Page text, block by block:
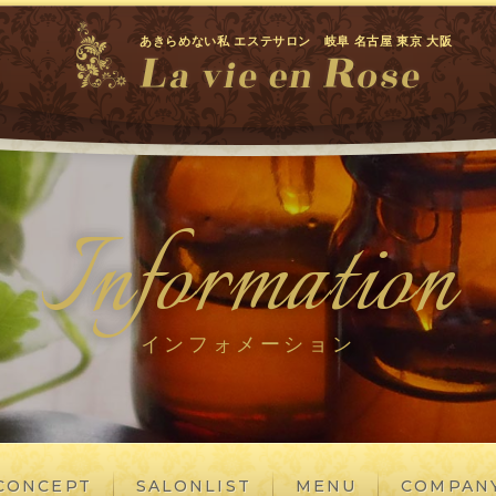
あきらめない私 エステサロン 岐阜 名古屋 東京 大阪
Information
インフォメーション
SALONLIST MENU